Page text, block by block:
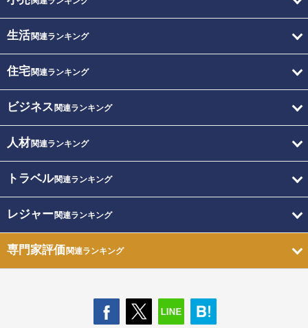
生活関連ランキング
住宅関連ランキング
ビジネス 関連ランキング
人材関連ランキング
トラベル関連ランキング
レジャー関連ランキング
専門家評価関連ランキング